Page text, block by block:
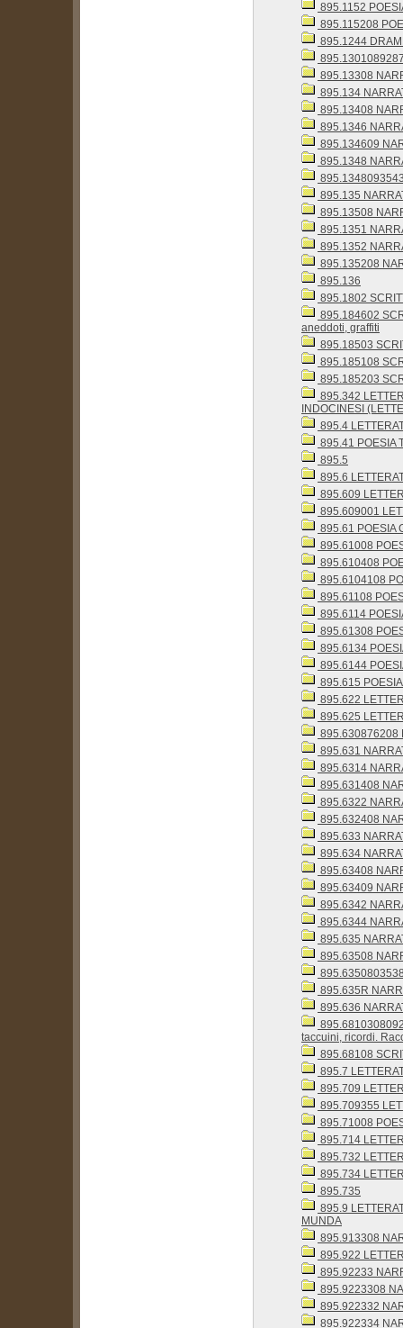
895.1152
895.115208
895.1244
895.13308
895.134
895.13408
895.1346
895.134609
895.1348
895.135
895.13508
895.1351
895.1352
895.135208
895.136
895.1802
895.184602
aneddoti, graffiti
895.18503
895.185108
895.185203
895.342
INDOCINESI
895.4
895.41 POESIA
895.5
895.6
895.609
895.609001
895.61 POESIA
895.61008
895.610408
895.6104108
895.61108
895.6114
895.61308
895.6134
895.6144
895.615
895.622
895.625
895.630876208
895.631
895.6314
895.631408
895.6322
895.632408
895.633
895.634
895.63408
895.63409
895.6342
895.6344
895.635
895.63508
895.635R
895.636
taccuini, ricordi.
895.68108
895.7
895.709
895.709355
895.71008
895.714
895.732
895.734
895.735
895.9
MUNDA
895.913308
895.922
895.92233
895.9223308
895.922332
895.922334